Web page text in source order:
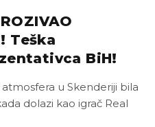
Teška
BiH!
u Skenderiji bila
dolazi kao igrač Real